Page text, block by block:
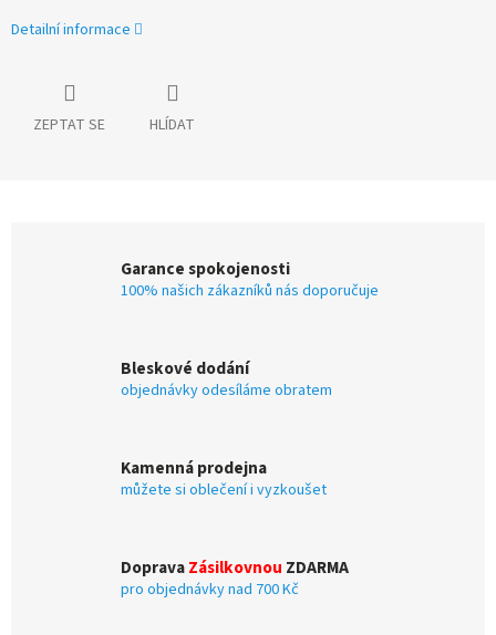
Detailní informace
ZEPTAT SE HLÍDAT
Garance spokojenosti
100% našich zákazníků nás doporučuje
Bleskové dodání
objednávky odesíláme obratem
Kamenná prodejna
můžete si oblečení i vyzkoušet
DopravaZásilkovnou ZDARMA
pro objednávky nad 700 Kč